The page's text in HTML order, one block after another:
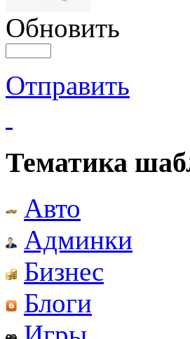
Обновить
Отправить
Тематика
Авто
Админки
Бизнес
Блоги